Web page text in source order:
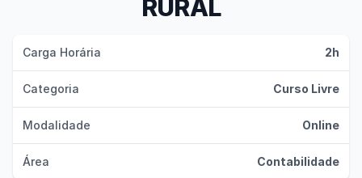
RURAL
Carga Horária 2h
Categoria Curso Livre
Modalidade Online
Área Contabilidade